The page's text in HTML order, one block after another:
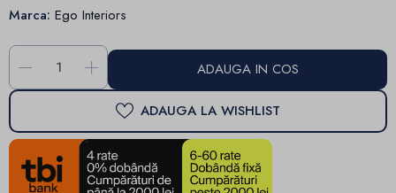
Marca: Ego Interiors
- + ADAUGA IN COS
ADAUGA LA WISHLIST